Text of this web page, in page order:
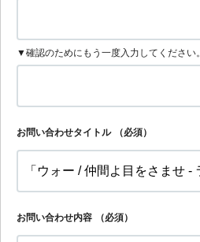
▼確認のためにもう一度入力してください。
お問い合わせタイトル （必須）
お問い合わせ内容 （必須）